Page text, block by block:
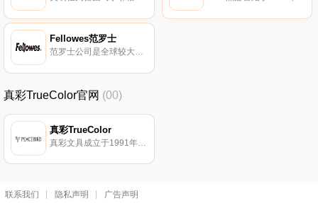
Fellowes范罗士
范罗士公司是全球较大的碎纸机供应商之一，于1917年在芝加哥成立。范罗士经过多年的发展，公司已发展成为能够提供广泛商用和家用办公消费品的多元化公司。
真彩TrueColor官网 (00)
真彩TrueColor
真彩文具成立于1991年，已发展成集产品研发、生产、营销、品牌于一体。真彩是国内具有实力的大型文具企业集团，其产品涵盖书写工具、美术画材、学生用品和办公用品等数千个品种。
联系我们 隐私声明 广告声明